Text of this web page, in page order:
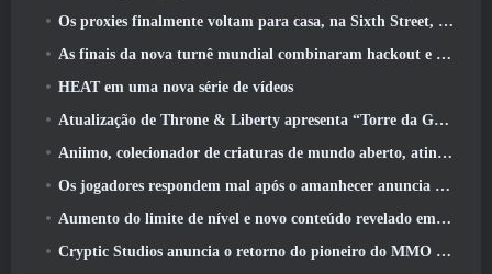
Os proxies finalmente voltam para casa, na Sixth Street, na versão Zenless Zone Zero 2.6 Atualizar
As finais da nova turnê mundial combinaram hackout e lasers orbitais
HEAT em uma nova série de vídeos
Atualização de Throne & Liberty apresenta “Torre da Ganância” gerada aleatoriamente
Aniimo, colecionador de criaturas de mundo aberto, atinge as notas certas
Os jogadores respondem mal após o amanhecer anuncia planos para pular roteiros para EverQuest e EQ2
Aumento do limite de nível e novo conteúdo revelado em Phantasy Star Online 2: Fluxo de onda de título NGS
Cryptic Studios anuncia o retorno do pioneiro do MMO Jack Emmert como CEO